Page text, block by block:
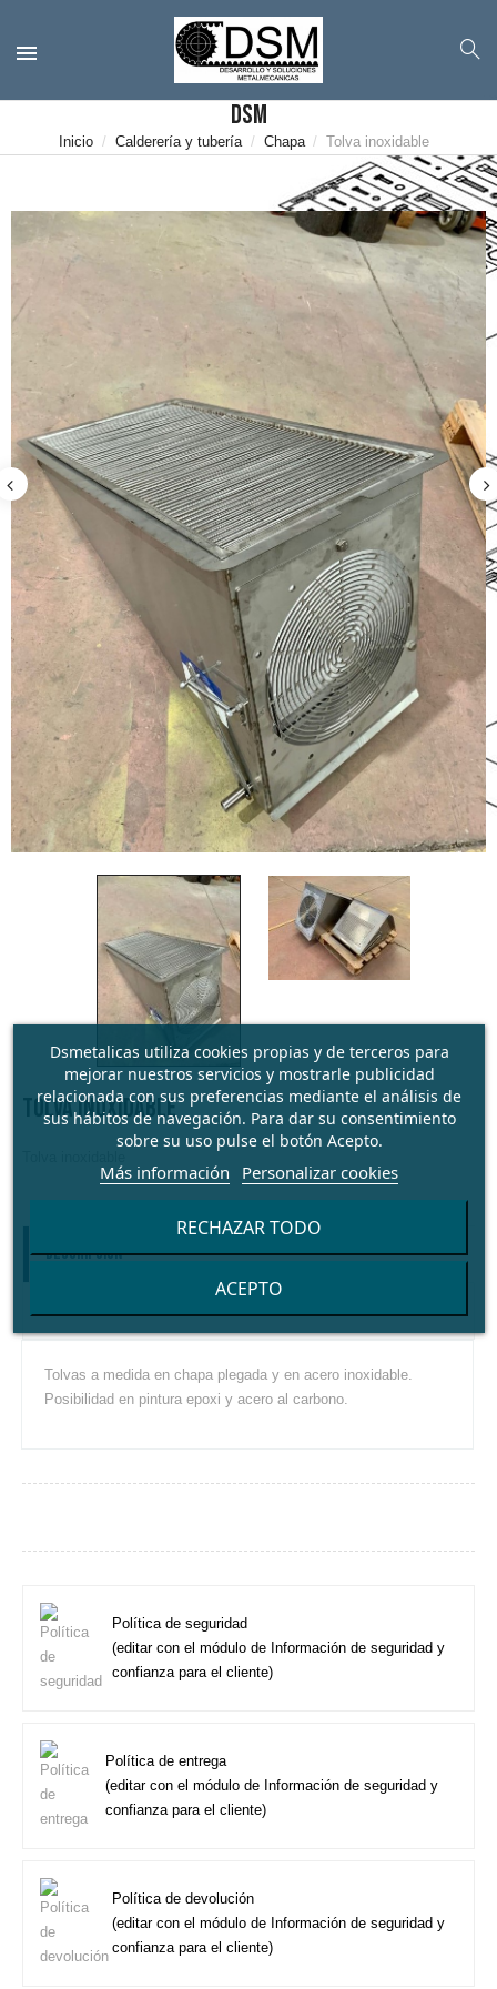
DSM
Inicio Calderería y tubería Chapa Tolva inoxidable
TOLVA INOXIDABLE
Descripción
Detalles
Tolvas a medida en chapa plegada y en acero inoxidable.
Posibilidad en pintura epoxi y acero al carbono.
Política de seguridad
(editar con el módulo de Información de seguridad y
confianza para el cliente)
Política de entrega
(editar con el módulo de Información de seguridad y
confianza para el cliente)
Política de devolución
(editar con el módulo de Información de seguridad y
confianza para el cliente)
Dsmetalicas utiliza cookies propias y de terceros para
mejorar nuestros servicios y mostrarle publicidad
relacionada con sus preferencias mediante el análisis de
sus hábitos de navegación. Para dar su consentimiento
sobre su uso pulse el botón Acepto.
Más información Personalizar cookies
RECHAZAR TODO
ACEPTO